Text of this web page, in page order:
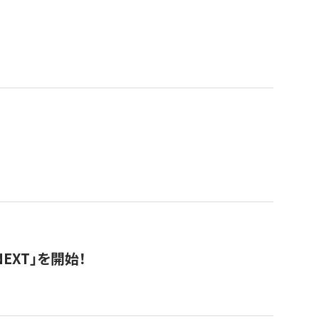
」を開始！